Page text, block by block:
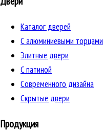
Каталог дверей
C алюминиевыми торцами
Элитные двери
C патиной
Cовременного дизайна
Скрытые двери
Продукция